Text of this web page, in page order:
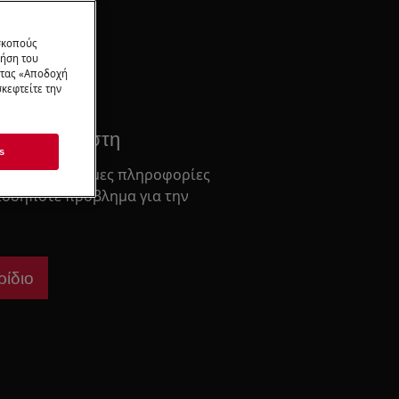
Χρήστη
άλλες χρήσιμες πληροφορίες
πρόβλημα για την
του
«Αποδοχή
την